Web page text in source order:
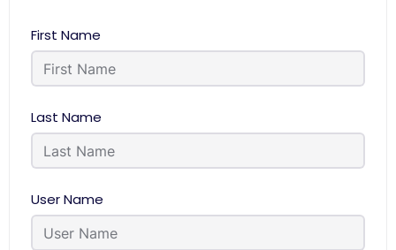
First Name
Last Name
User Name